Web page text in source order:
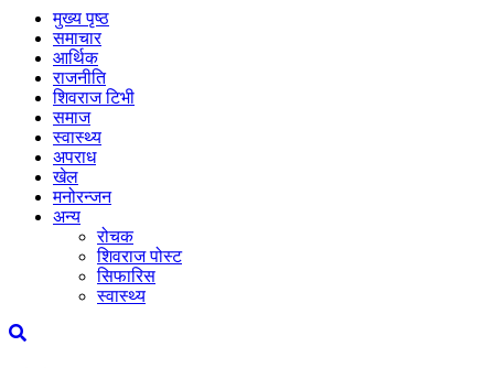
मुख्य पृष्ठ
समाचार
आर्थिक
राजनीति
शिवराज टिभी
समाज
स्वास्थ्य
अपराध
खेल
मनोरन्जन
अन्य
रोचक
शिवराज पोस्ट
सिफारिस
स्वास्थ्य